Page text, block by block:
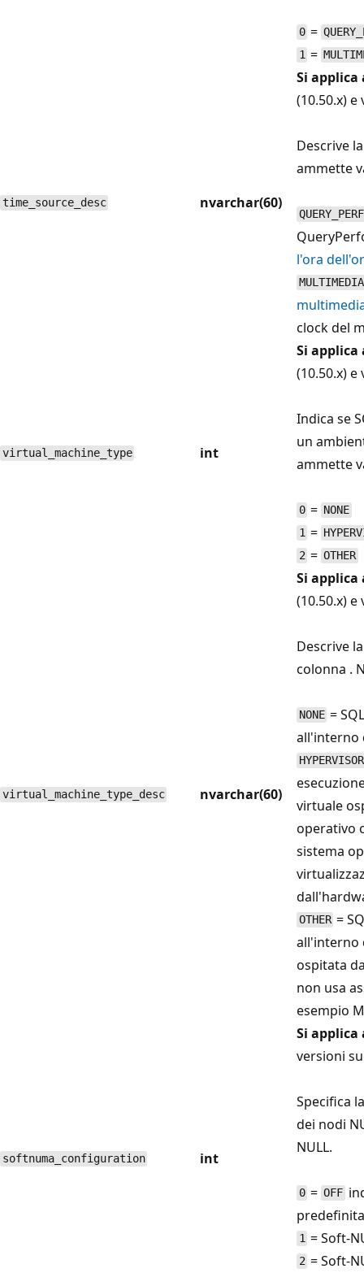
0 =
1 =
time_source_desc nvarchar(60)
Si applica
(10.50.x)
Descrive
ammette
l'ora
clock del
virtual_machine_type int
Si applica
(10.50.x)
Indica se
un
ammette
0 = NONE
1 =
2 =OTHER
virtual_machine_type_desc nvarchar(60)
Si applica
(10.50.x)
Descrive
colonna .
NONE =
all'interno
HYPERVISOR
virtuale
operativo
sistema
OTHER =
all'interno
ospitata
non usa
esempio
softnuma_configuration int
Si applica
versioni
Specifica
dei nodi
NULL.
0 =OFF
1 = Soft-
2 = Soft-